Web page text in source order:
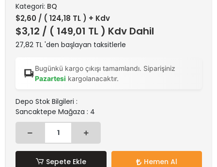
Kategori: BQ
$2,60 / ( 124,18 TL ) + Kdv
$3,12 / ( 149,01 TL ) Kdv Dahil
27,82 TL 'den başlayan taksitlerle
Bugünkü kargo çıkışı tamamlandı. Siparişiniz
Pazartesi kargolanacaktır.
Depo Stok Bilgileri :
Sancaktepe Mağaza : 4
Sepete Ekle Hemen Al